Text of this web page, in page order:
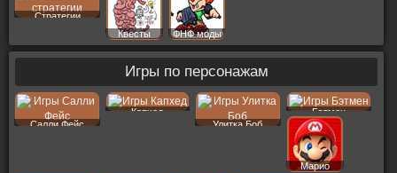
Стратегии
Квесты
ФНФ моды
Игры по персонажам
Салли Фейс
Капхед
Улитка Боб
Бэтмен
Марио